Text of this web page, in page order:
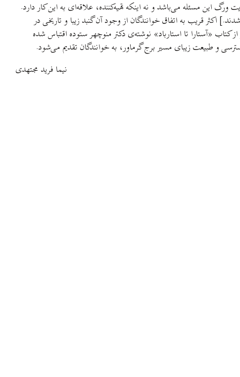
این مسئله می‌باشد و نه اینکه تهیه‌کننده، علاقه‌ای به این کار دارد.
اکثر قریب به اتفاق خوانندگان از وجود آن گنبد زیبا و تاریخی در
کتاب «آستارا تا استارباد» نوشته‌ی دکتر منوچهر ستوده اقتباس شده
نیما فرید مجتهدی